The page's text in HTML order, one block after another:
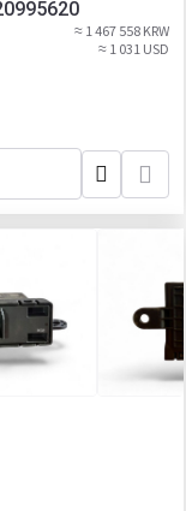
≈ 1 467 558 KRW
≈ 1 031 USD